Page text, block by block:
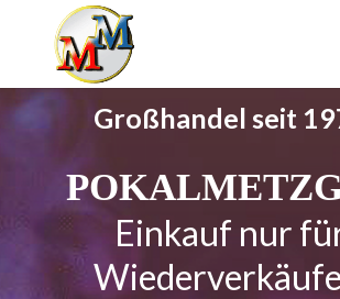
Großhandel seit
Einkauf nur